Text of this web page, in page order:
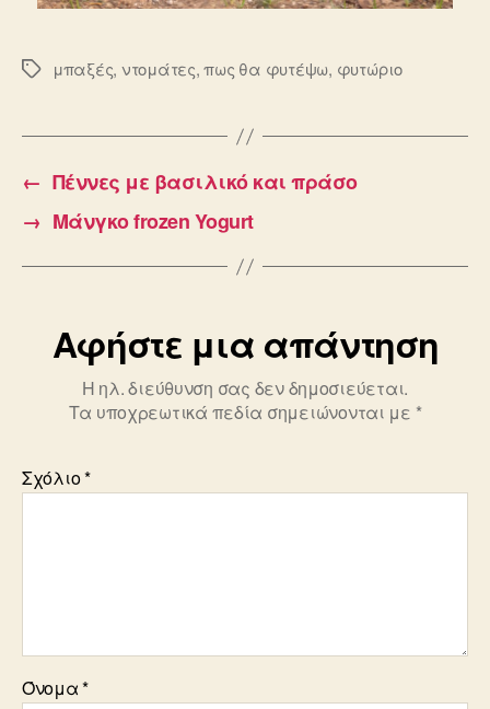
Ετικέτεςμπαξές, ντομάτες,πως θα φυτέψω, φυτώριο
← Πέννες με βασιλικό και πράσο
→ Μάνγκο frozen Yogurt
Αφήστε μια απάντηση
Η ηλ. διεύθυνση σας δεν δημοσιεύεται.
Τα υποχρεωτικά πεδία σημειώνονται με *
Σχόλιο*
Όνομα*